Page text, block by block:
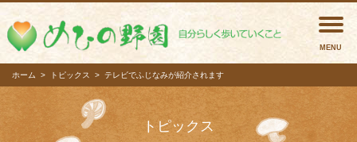
めひ
ホーム トピックス テレビでふじなみが紹介されます
トピックス